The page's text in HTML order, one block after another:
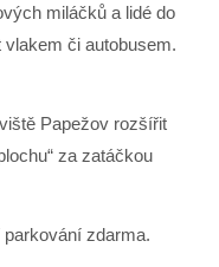
miláčků a lidé do
či autobusem.
Papežov rozšířit
za zatáčkou
zdarma.